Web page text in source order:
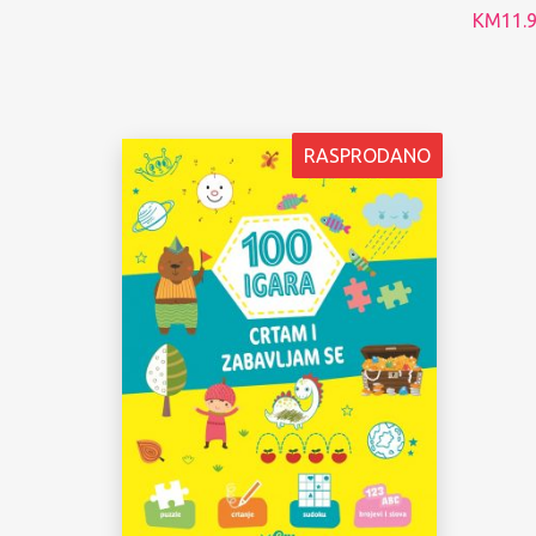
KM
RASPRODANO